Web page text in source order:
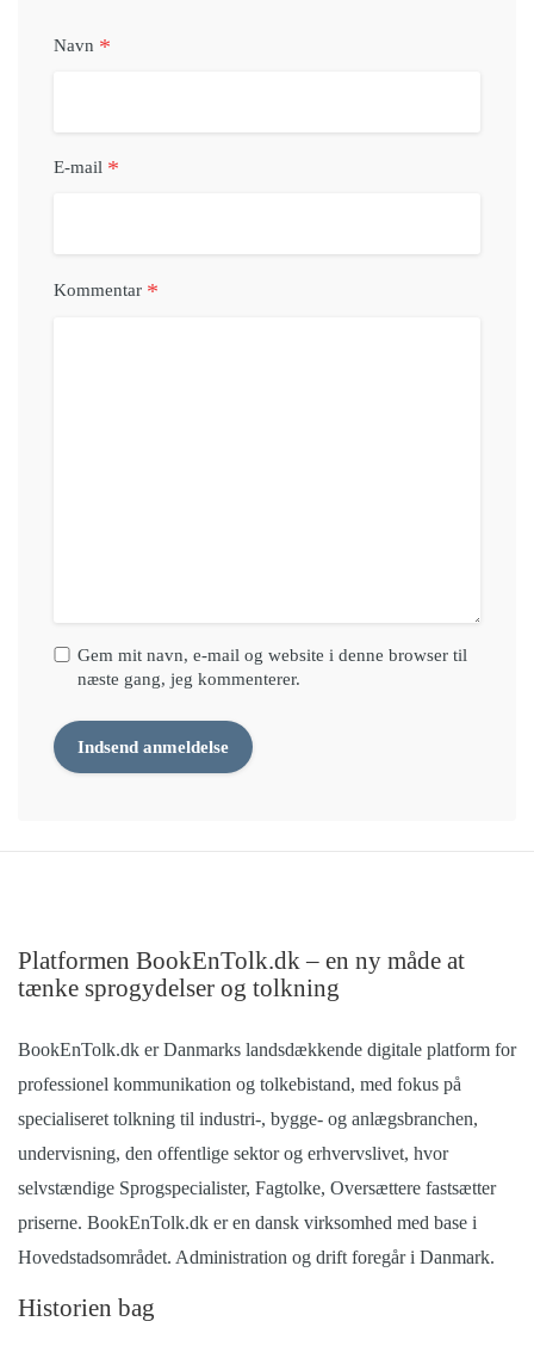
Navn *
E-mail *
Kommentar *
Gem mit navn, e-mail og website i denne browser til
næste gang, jeg kommenterer.
Platformen BookEnTolk.dk – en ny måde at
tænke sprogydelser og tolkning
BookEnTolk.dk er Danmarks landsdækkende digitale platform for
professionel kommunikation og tolkebistand, med fokus på
specialiseret tolkning til industri-, bygge- og anlægsbranchen,
undervisning, den offentlige sektor og erhvervslivet, hvor
selvstændige Sprogspecialister, Fagtolke, Oversættere fastsætter
priserne. BookEnTolk.dk er en dansk virksomhed med base i
Hovedstadsområdet. Administration og drift foregår i Danmark.
Historien bag